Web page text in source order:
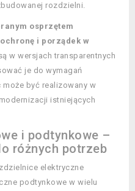
rozdzielni.
osprzętem
i porządek w
w wersjach transparentnych
je do wymagań
być realizowany w
istniejących
i podtynkowe –
różnych potrzeb
elektryczne
podtynkowe w wielu